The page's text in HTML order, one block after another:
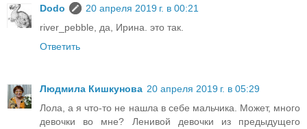
Dodo
20 апреля 2019 г. в 00:21
river_pebble, да, Ирина. это так.
Ответить
Людмила Кишкунова 20 апреля 2019 г. в 05:29
Лола, а я что-то не нашла в себе мальчика. Может, много
девочки во мне? Ленивой девочки из предыдущего